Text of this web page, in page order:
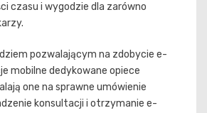
czasu i wygodzie dla zarówno
pozwalającym na zdobycie e-
mobilne dedykowane opiece
one na sprawne umówienie
konsultacji i otrzymanie e-